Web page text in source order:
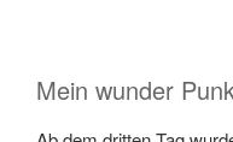
Mein wunder